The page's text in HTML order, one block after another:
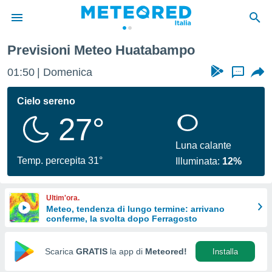
di
per
le
di
Web
Previsioni Meteo Huatabampo
01:50 Domenica ...
Cielo sereno
27°
Temp. percepita 31°
Luna calante
Illuminata: 12%
Ultim'ora.
Meteo, tendenza di lungo termine: arrivano
conferme, la svolta dopo Ferragosto
Scarica GRATIS la app di Meteored! Installa